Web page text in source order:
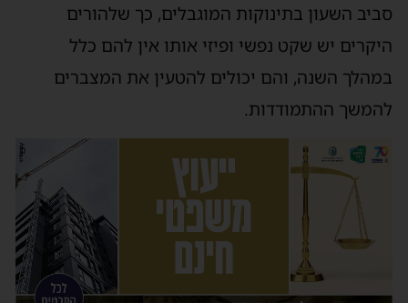
סביב השעון בתינוקות המוגבלים, כך שלהורים
היקרים יש שקט נפשי ופיזי אותו אין להם כלל
במהלך השנה, והם יכולים להטעין את המצברים
להמשך ההתמודדות.